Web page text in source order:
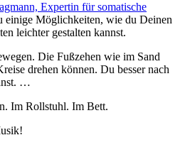
Expertin für somatische
einige Möglichkeiten, wie du Deinen
leichter gestalten kannst.
Die Fußzehen wie im Sand
drehen können. Du besser nach
…
Im Rollstuhl. Im Bett.